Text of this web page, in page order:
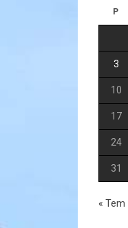
P
3
10
17
24
31
« Tem